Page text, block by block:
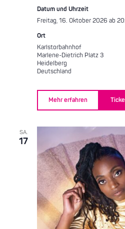
Datum und Uhrzeit
Freitag, 16. Oktober 2026 ab
Ort
Karlstorbahnhof
Marlene-Dietrich Platz 3
Heidelberg
Deutschland
Mehr erfahren
SA.
17